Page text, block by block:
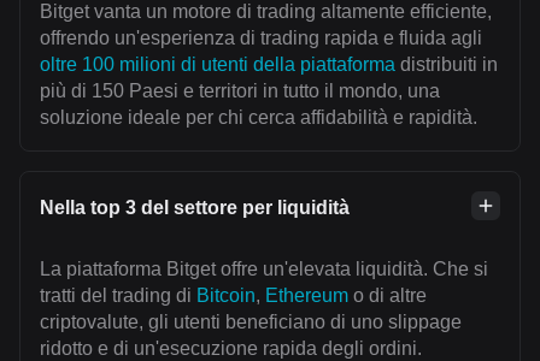
Bitget vanta un motore di trading altamente efficiente,
offrendo un'esperienza di trading rapida e fluida agli
oltre 100 milioni di utenti della piattaforma distribuiti in
più di 150 Paesi e territori in tutto il mondo, una
soluzione ideale per chi cerca affidabilità e rapidità.
Nella top 3 del settore per liquidità
La piattaforma Bitget offre un'elevata liquidità. Che si
tratti del trading di Bitcoin, Ethereum o di altre
criptovalute, gli utenti beneficiano di uno slippage
ridotto e di un'esecuzione rapida degli ordini.